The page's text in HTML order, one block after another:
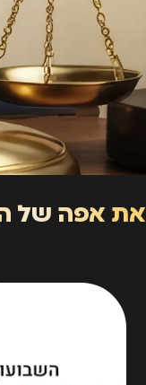
אפה של